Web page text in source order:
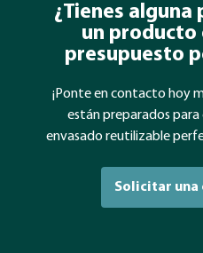
¿Tienes
un producto
presupuesto
¡Ponte en contacto hoy
están preparados para
envasado reutilizable
Solicitar una